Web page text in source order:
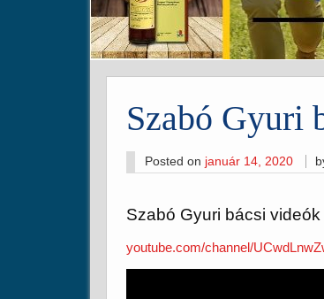
Szabó Gyuri
Posted on január 14, 2020
Szabó Gyuri bácsi videók
youtube.com/channel/